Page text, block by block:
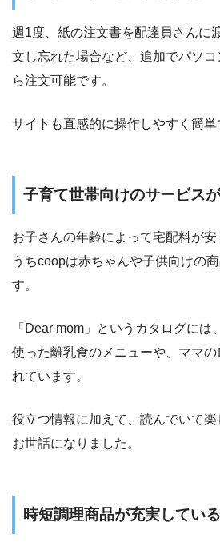
週1度、紙の注文書を配達員さんに
文し忘れた場合など、追加でパソ
ら注文可能です。
サイトも直感的に操作しやすく簡単
子育て世帯向けのサービス
お子さんの年齢によって宅配料が
うちcoopは赤ちゃんや子供向けの
す。
「 Dear mom 」というカタログには
使った離乳食のメニューや、ママ
れています。
役立つ情報に加えて、読んでいて
お世話になりました。
時短調理商品が充実している